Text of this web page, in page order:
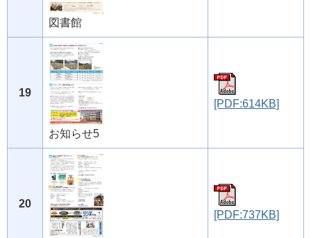
図書館
19
お知らせ5
[PDF:614KB]
20
[PDF:737KB]